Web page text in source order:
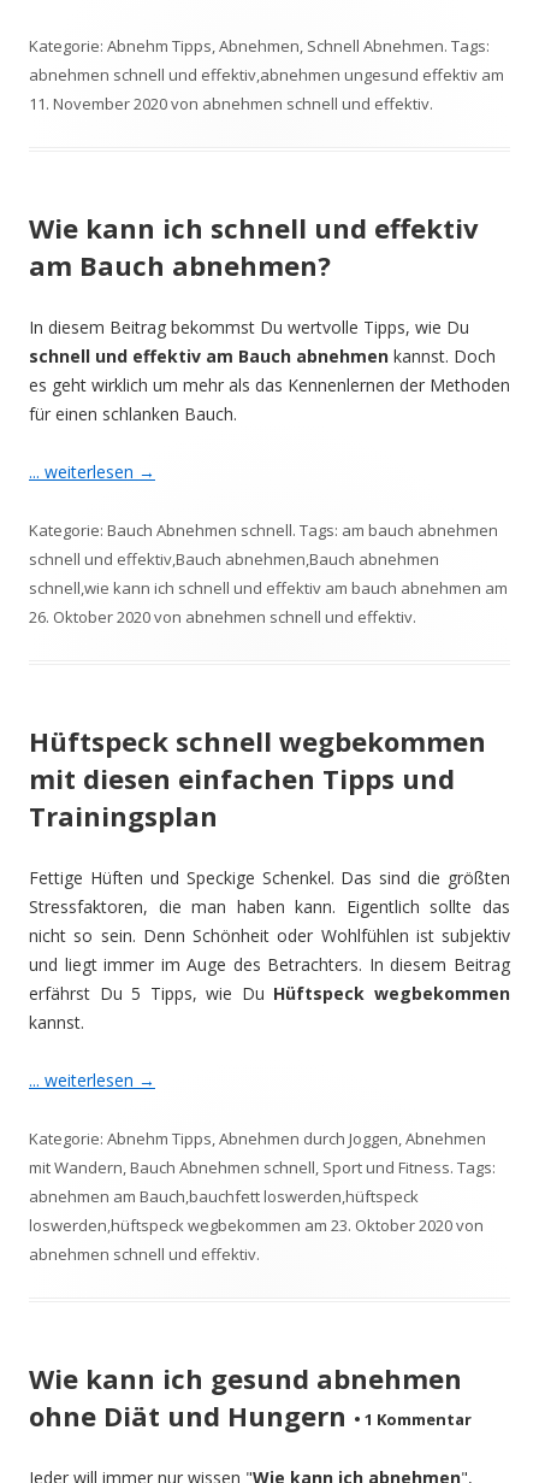
Kategorie: Abnehm Tipps,Abnehmen, Schnell Abnehmen. Tags:
abnehmen schnell und effektiv,abnehmen ungesund effektiv am
11. November 2020von abnehmen schnell und effektiv.
Wie kann ich schnell und effektiv
am Bauch abnehmen?
In diesem Beitrag bekommst Du wertvolle Tipps, wie Du
schnell und effektiv am Bauch abnehmen kannst. Doch
es geht wirklich um mehr als das Kennenlernen der Methoden
für einen schlanken Bauch.
... weiterlesen →
Kategorie: Bauch Abnehmen schnell. Tags: am bauch abnehmen
schnell und effektiv,Bauch abnehmen,Bauch abnehmen
schnell,wie kann ich schnell und effektiv am bauch abnehmen am
26. Oktober 2020von abnehmen schnell und effektiv.
Hüftspeck schnell wegbekommen
mit diesen einfachen Tipps und
Trainingsplan
Fettige Hüften und Speckige Schenkel. Das sind die größten
Stressfaktoren, die man haben kann. Eigentlich sollte das
nicht so sein. Denn Schönheit oder Wohlfühlen ist subjektiv
und liegt immer im Auge des Betrachters. In diesem Beitrag
erfährst Du 5 Tipps, wie Du Hüftspeck wegbekommen
kannst.
... weiterlesen →
Kategorie: Abnehm Tipps,Abnehmen durch Joggen,Abnehmen
mit Wandern,Bauch Abnehmen schnell, Sport und Fitness. Tags:
abnehmen am Bauch,bauchfett loswerden,hüftspeck
loswerden,hüftspeck wegbekommen am 23. Oktober 2020von
abnehmen schnell und effektiv.
Wie kann ich gesund abnehmen
ohne Diät und Hungern • 1 Kommentar
Jeder will immer nur wissen "Wie kann ich abnehmen",